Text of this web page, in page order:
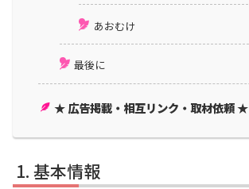
あおむけ
最後に
★ 広告掲載・相互リンク・取材依頼 ★
基本情報